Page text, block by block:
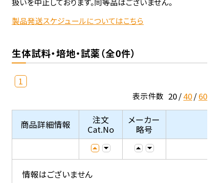
製品発送スケジュールについてはこちら
生体試料・培地・試薬（全0件）
1
表示件数 20 40 60
商品詳細情報
注文
Cat.No
メーカー
略号
情報はございません